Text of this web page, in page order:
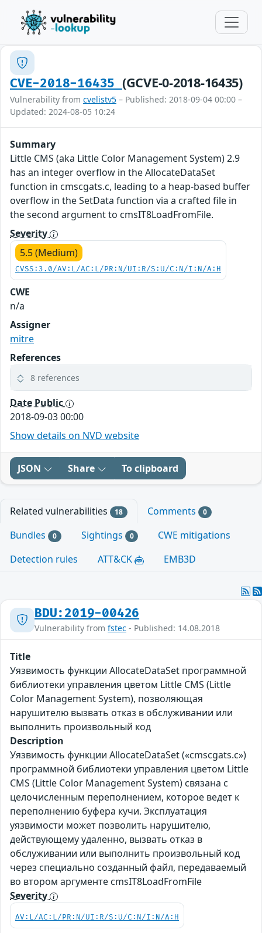
CVE-2018-16435 (GCVE-0-2018-16435)
Vulnerability from cvelistv5 – Published: 2018-09-04 00:00 –
Updated: 2024-08-05 10:24
Summary
Little CMS (aka Little Color Management System) 2.9
has an integer overflow in the AllocateDataSet
function in cmscgats.c, leading to a heap-based buffer
overflow in the SetData function via a crafted file in
the second argument to cmsIT8LoadFromFile.
Severity
5.5 (Medium)
CVSS:3.0/AV:L/AC:L/PR:N/UI:R/S:U/C:N/I:N/A:H
CWE
n/a
Assigner
mitre
References
8 references
Date Public
2018-09-03 00:00
Show details on NVD website
JSON Share To clipboard
Related vulnerabilities 18 Comments 0
Bundles 0 Sightings 0
CWE mitigations
Detection rules
ATT&CK EMB3D
BDU:2019-00426
Vulnerability from fstec - Published: 14.08.2018
Title
Уязвимость функции AllocateDataSet программной
библиотеки управления цветом Little CMS (Little
Color Management System), позволяющая
нарушителю вызвать отказ в обслуживании или
выполнить произвольный код
Description
Уязвимость функции AllocateDataSet («cmscgats.c»)
программной библиотеки управления цветом Little
CMS (Little Color Management System) связана с
целочисленным переполнением, которое ведет к
переполнению буфера кучи. Эксплуатация
уязвимости может позволить нарушителю,
действующему удаленно, вызвать отказ в
обслуживании или выполнить произвольный код
через специально созданный файл, передаваемый
во втором аргументе cmsIT8LoadFromFile
Severity
AV:L/AC:L/PR:N/UI:R/S:U/C:N/I:N/A:H